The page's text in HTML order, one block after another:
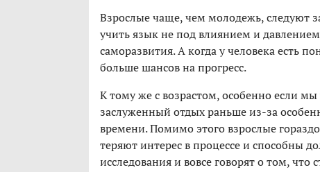
Взрослые чаще, чем молодежь, следуют
учить язык не под влиянием и
саморазвития. А когда у человека есть
больше шансов на прогресс.
К тому же с возрастом, особенно если
заслуженный отдых раньше из-за
времени. Помимо этого взрослые
теряют интерес в процессе и способны
исследования и вовсе говорят о том,